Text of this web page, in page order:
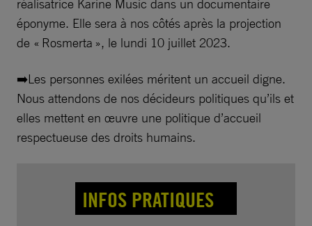
réalisatrice Karine Music dans un documentaire
éponyme. Elle sera à nos côtés après la projection
de « Rosmerta », le lundi 10 juillet 2023.
➡️Les personnes exilées méritent un accueil digne.
Nous attendons de nos décideurs politiques qu’ils et
elles mettent en œuvre une politique d’accueil
respectueuse des droits humains.
INFOS PRATIQUES